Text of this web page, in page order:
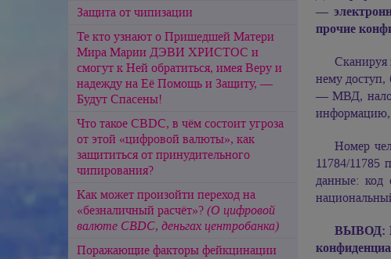
Защита от чипизации
Те кто узнают о Пришедшей Матери
Мира Марии ДЭВИ ХРИСТОС и
смогут к Ней обратиться, имея Веру и
надежду на Её Помощь и Защиту, —
Будут Спасены!
Что такое CBDC, в чём состоит угроза
от этой «цифровой валюты», как
защититься от принудительного
чипирования?
Как может произойти переход на
«безналичный расчёт»?(О цифровой
валюте CBDC, деньгах центробанка)
Поражающие факторы фейкцинации
—
прочие
Сканируя
нему доступ,
— МВД,
информацию,
Номер
11784/11785
данные: код
ВЫВОД: